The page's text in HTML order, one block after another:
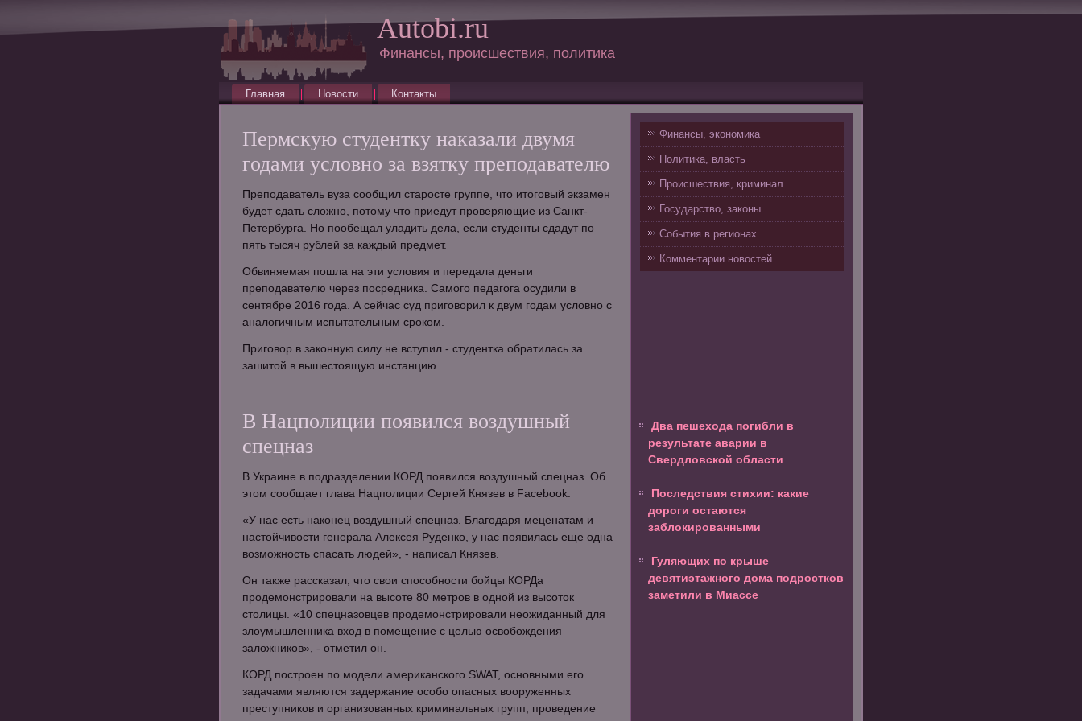
Autobi.ru
Финансы, происшествия, политика
Главная Новости Контакты
Пермскую студентку наказали двумя
годами условно за взятку преподавателю
Преподаватель вуза сообщил старосте группе, что итоговый экзамен
будет сдать сложно, потому что приедут проверяющие из Санкт-
Петербурга. Но пообещал уладить дела, если студенты сдадут по
пять тысяч рублей за каждый предмет.
Обвиняемая пошла на эти условия и передала деньги
преподавателю через посредника. Самого педагога осудили в
сентябре 2016 года. А сейчас суд приговорил к двум годам условно с
аналогичным испытательным сроком.
Приговор в законную силу не вступил - студентка обратилась за
зашитой в вышестоящую инстанцию.
В Нацполиции появился воздушный
спецназ
В Украине в подразделении КОРД появился воздушный спецназ. Об
этом сообщает глава Нацполиции Сергей Князев в Facebook.
«У нас есть наконец воздушный спецназ. Благодаря меценатам и
настойчивости генерала Алексея Руденко, у нас появилась еще одна
возможность спасать людей», - написал Князев.
Он также рассказал, что свои способности бойцы КОРДа
продемонстрировали на высоте 80 метров в одной из высоток
столицы. «10 спецназовцев продемонстрировали неожиданный для
злоумышленника вход в помещение с целью освобождения
заложников», - отметил он.
КОРД построен по модели американского SWAT, основными его
задачами являются задержание особо опасных вооруженных
преступников и организованных криминальных групп, проведение
Финансы, экономика
Политика, власть
Происшествия, криминал
Государство, законы
События в регионах
Комментарии новостей
Два пешехода погибли в
результате аварии в
Свердловской области
Последствия стихии: какие
дороги остаются
заблокированными
Гуляющих по крыше
девятиэтажного дома подростков
заметили в Миассе